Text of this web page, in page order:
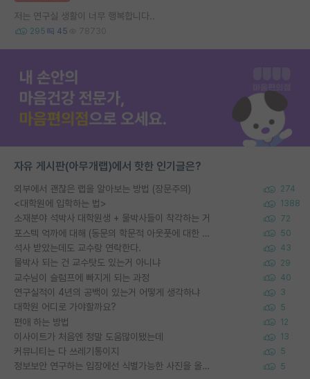
저는 연구실 생활이 너무 행복합니다..
295 45 78730
자유 게시판(아무개랩)에서 핫한 인기글은?
외부에서 괜찮은 랩을 알아보는 방법 (장문주의) 274
<대학원에 입학하는 법> 1388
소재분야 석박사 대학원생 + 물박사들이 착각하는 거 72
포스텍 억까에 대해 (동문의 학문적 아웃풋에 대한 반박) 50
석사 받았는데도 교수랑 연락한다. 43
물박사 되는 건 교수탓도 있는거 아니냐 29
교수님이 슬럼프에 빠지게 되는 과정 40
연구실적이 4년의 공백이 있는거 어떻게 생각하냐 3
대학원 어디로 가야할까요? 5
편애 하는 방법 12
이사이트가 처음엔 정말 도움많이됐는데 13
커뮤니티는 다 쓰레기통이지 5
정보보안 연구하는 입장에선 식별가능한 사진을 올리는건 비추이긴함 5